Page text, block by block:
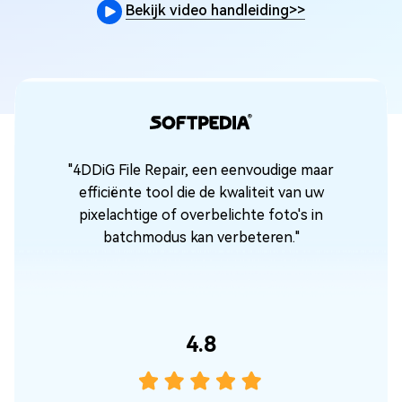
Bekijk video handleiding>>
"4DDiG File Repair, een eenvoudige maar
efficiënte tool die de kwaliteit van uw
pixelachtige of overbelichte foto's in
batchmodus kan verbeteren."
4.8